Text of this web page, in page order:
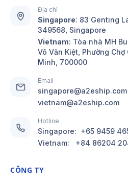
Địa chỉ
Singapore: 83 Genting
349568, Singapore
Vietnam: Tòa nhà MH
Võ Văn Kiệt, Phường Chợ
Minh, 700000
Email
singapore@a2eship.com
vietnam@a2eship.com
Hotline
Singapore: +65 9459
Vietnam: +84 86204
CÔNG TY